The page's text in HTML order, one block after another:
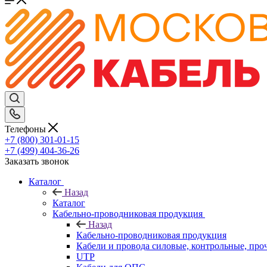
Телефоны
+7 (800) 301-01-15
+7 (499) 404-36-26
Заказать звонок
Каталог
Назад
Каталог
Кабельно-проводниковая продукция
Назад
Кабельно-проводниковая продукция
Кабели и провода силовые, контрольные,
UTP